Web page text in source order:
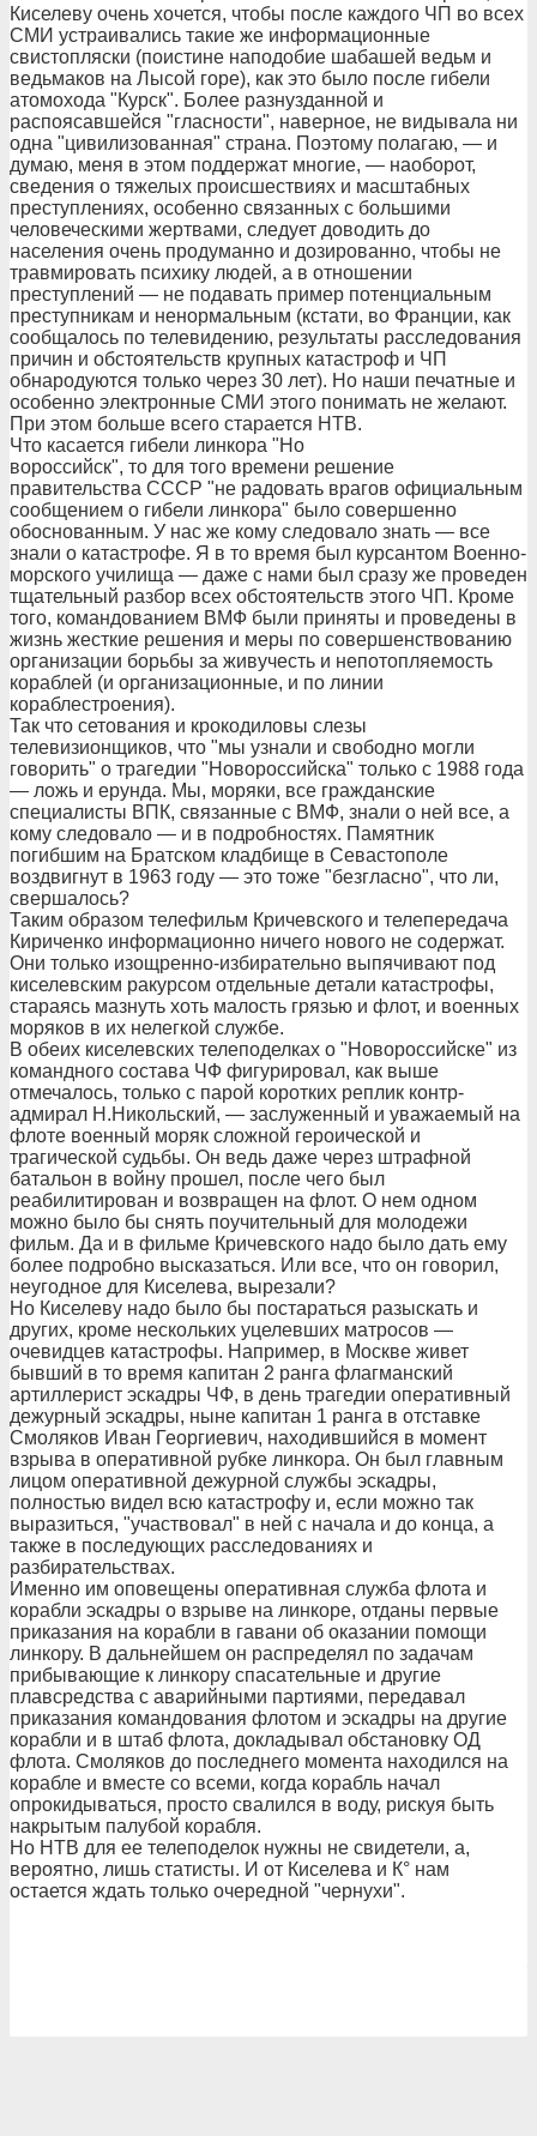
Киселеву очень хочется, чтобы после каждого ЧП во всех
СМИ устраивались такие же информационные
свистопляски (поистине наподобие шабашей ведьм и
ведьмаков на Лысой горе), как это было после гибели
атомохода "Курск". Более разнузданной и
распоясавшейся "гласности", наверное, не видывала ни
одна "цивилизованная" страна. Поэтому полагаю, — и
думаю, меня в этом поддержат многие, — наоборот,
сведения о тяжелых происшествиях и масштабных
преступлениях, особенно связанных с большими
человеческими жертвами, следует доводить до
населения очень продуманно и дозированно, чтобы не
травмировать психику людей, а в отношении
преступлений — не подавать пример потенциальным
преступникам и ненормальным (кстати, во Франции, как
сообщалось по телевидению, результаты расследования
причин и обстоятельств крупных катастроф и ЧП
обнародуются только через 30 лет). Но наши печатные и
особенно электронные СМИ этого понимать не желают.
При этом больше всего старается НТВ.
Что касается гибели линкора "Но
вороссийск", то для того времени решение
правительства СССР "не радовать врагов официальным
сообщением о гибели линкора" было совершенно
обоснованным. У нас же кому следовало знать — все
знали о катастрофе. Я в то время был курсантом Военно-
морского училища — даже с нами был сразу же проведен
тщательный разбор всех обстоятельств этого ЧП. Кроме
того, командованием ВМФ были приняты и проведены в
жизнь жесткие решения и меры по совершенствованию
организации борьбы за живучесть и непотопляемость
кораблей (и организационные, и по линии
кораблестроения).
Так что сетования и крокодиловы слезы
телевизионщиков, что "мы узнали и свободно могли
говорить" о трагедии "Новороссийска" только с 1988 года
— ложь и ерунда. Мы, моряки, все гражданские
специалисты ВПК, связанные с ВМФ, знали о ней все, а
кому следовало — и в подробностях. Памятник
погибшим на Братском кладбище в Севастополе
воздвигнут в 1963 году — это тоже "безгласно", что ли,
свершалось?
Таким образом телефильм Кричевского и телепередача
Кириченко информационно ничего нового не содержат.
Они только изощренно-избирательно выпячивают под
киселевским ракурсом отдельные детали катастрофы,
стараясь мазнуть хоть малость грязью и флот, и военных
моряков в их нелегкой службе.
В обеих киселевских телеподелках о "Новороссийске" из
командного состава ЧФ фигурировал, как выше
отмечалось, только с парой коротких реплик контр-
адмирал Н.Никольский, — заслуженный и уважаемый на
флоте военный моряк сложной героической и
трагической судьбы. Он ведь даже через штрафной
батальон в войну прошел, после чего был
реабилитирован и возвращен на флот. О нем одном
можно было бы снять поучительный для молодежи
фильм. Да и в фильме Кричевского надо было дать ему
более подробно высказаться. Или все, что он говорил,
неугодное для Киселева, вырезали?
Но Киселеву надо было бы постараться разыскать и
других, кроме нескольких уцелевших матросов —
очевидцев катастрофы. Например, в Москве живет
бывший в то время капитан 2 ранга флагманский
артиллерист эскадры ЧФ, в день трагедии оперативный
дежурный эскадры, ныне капитан 1 ранга в отставке
Смоляков Иван Георгиевич, находившийся в момент
взрыва в оперативной рубке линкора. Он был главным
лицом оперативной дежурной службы эскадры,
полностью видел всю катастрофу и, если можно так
выразиться, "участвовал" в ней с начала и до конца, а
также в последующих расследованиях и
разбирательствах.
Именно им оповещены оперативная служба флота и
корабли эскадры о взрыве на линкоре, отданы первые
приказания на корабли в гавани об оказании помощи
линкору. В дальнейшем он распределял по задачам
прибывающие к линкору спасательные и другие
плавсредства с аварийными партиями, передавал
приказания командования флотом и эскадры на другие
корабли и в штаб флота, докладывал обстановку ОД
флота. Смоляков до последнего момента находился на
корабле и вместе со всеми, когда корабль начал
опрокидываться, просто свалился в воду, рискуя быть
накрытым палубой корабля.
Но НТВ для ее телеподелок нужны не свидетели, а,
вероятно, лишь статисты. И от Киселева и К° нам
остается ждать только очередной "чернухи".